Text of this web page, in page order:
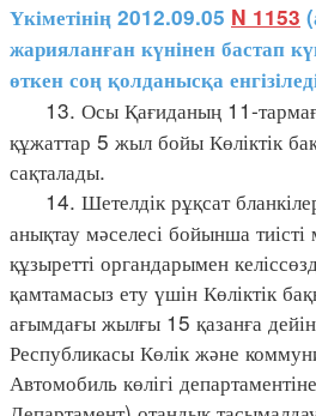
Үкіметінің 2012.09.05 N 1153
жарияланған күнінен бастап
өткен соң қолданысқа
13. Осы Қағиданың 11-
құжаттар 5 жыл бойы Көліктік
сақталады.
14. Шетелдік рұқсат
анықтау мәселесі бойынша тиісті
құзыретті органдарымен
қамтамасыз ету үшін Көліктік
ағымдағы жылғы 15 қазанға
Республикасы Көлік және
Автомобиль көлігі